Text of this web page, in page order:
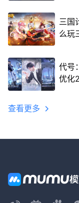
三国
么玩
代号
优化
查看更多